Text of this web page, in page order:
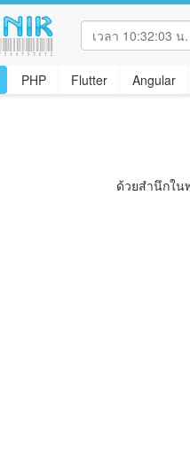
PHP Flutter Angular
ด้วยสํานึกใ